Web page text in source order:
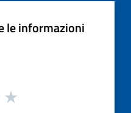
le informazioni